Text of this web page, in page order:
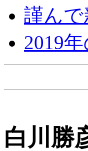
謹ん
2019
白川勝